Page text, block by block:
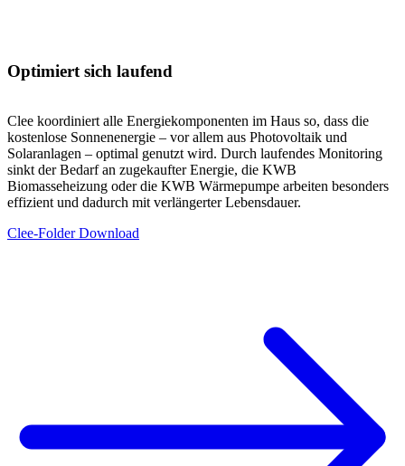
Optimiert sich laufend
Clee koordiniert alle Energiekomponenten im Haus so, dass die
kostenlose Sonnenenergie – vor allem aus Photovoltaik und
Solaranlagen – optimal genutzt wird. Durch laufendes Monitoring
sinkt der Bedarf an zugekaufter Energie, die KWB
Biomasseheizung oder die KWB Wärmepumpe arbeiten besonders
effizient und dadurch mit verlängerter Lebensdauer.
Clee-Folder Download